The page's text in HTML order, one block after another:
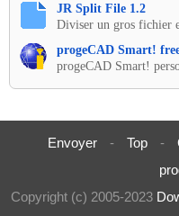
JR Split File 1.2
Diviser un gros fichier
progeCAD Smart!
progeCAD Smart!
Envoyer - Top -
Copyright (c) 2005-2023